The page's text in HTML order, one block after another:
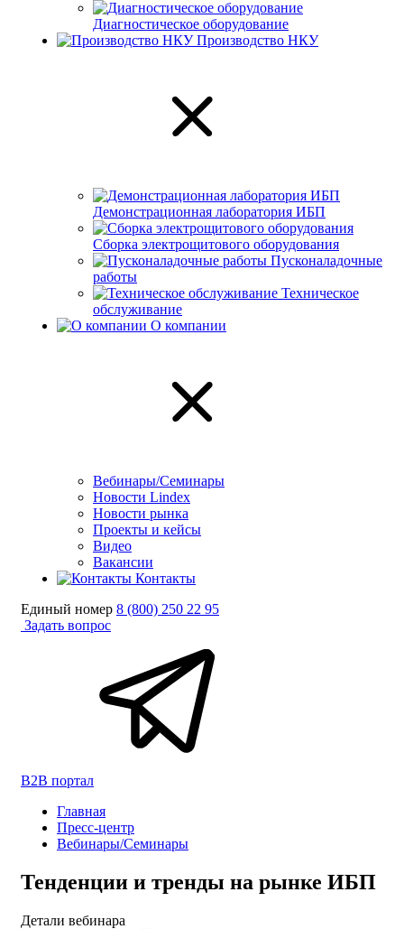
Диагностическое оборудование
Производство НКУ
Демонстрационная лаборатория ИБП
Сборка электрощитового оборудования
Пусконаладочные
работы
Техническое
обслуживание
О компании
Вебинары/Семинары
Новости Lindex
Новости рынка
Проекты и кейсы
Видео
Вакансии
Контакты
Единый номер 8 (800) 250 22 95
Задать вопрос
B2B портал
Главная
Пресс-центр
Вебинары/Семинары
Тенденции и тренды на рынке ИБП
Детали вебинара